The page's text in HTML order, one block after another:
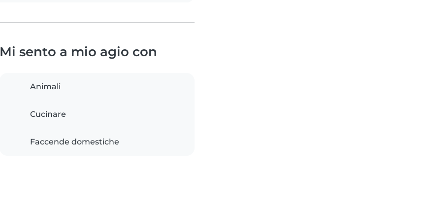
Mi sento a mio agio con
Animali
Cucinare
Faccende domestiche